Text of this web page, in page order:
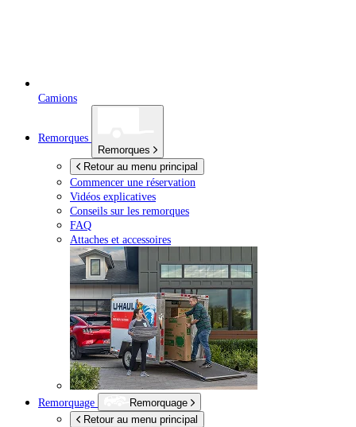
Camions
Remorques
Remorques
Retour au menu principal
Commencer une réservation
Vidéos explicatives
Conseils sur les remorques
FAQ
Attaches et accessoires
Remorquage
Remorquage
Retour au menu principal